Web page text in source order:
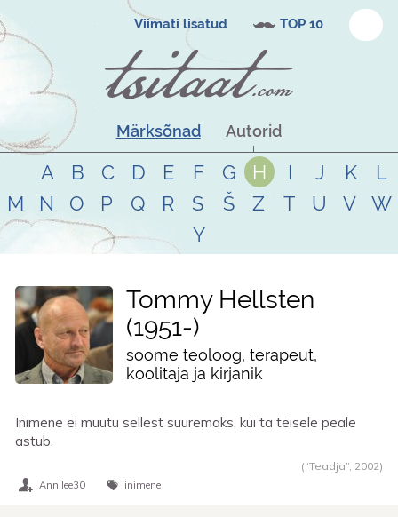
Viimati lisatud TOP 10
Märksõnad Autorid
A B C D E F G H I J K
L
M
N O P Q R S Š Z T U V
W
Y
Tommy Hellsten
1951-
soome teoloog, terapeut,
koolitaja ja kirjanik
Inimene ei muutu sellest suuremaks, kui ta teisele peale
astub.
(“Teadja”, 2002)
Annilee30 inimene